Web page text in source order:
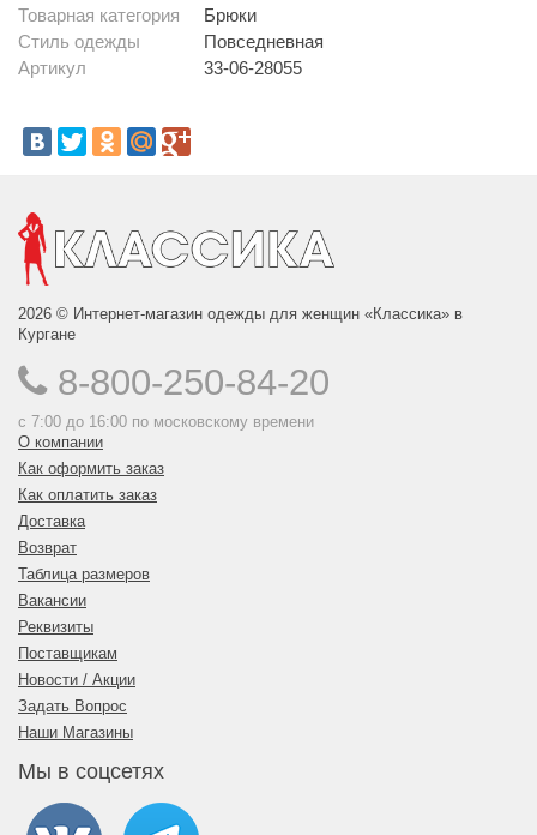
Товарная категория
Брюки
Стиль одежды
Повседневная
Артикул
33-06-28055
2026 © Интернет-магазин одежды для женщин «Классика» в
Кургане
8-800-250-84-20
с 7:00 до 16:00 по московскому времени
О компании
Как оформить заказ
Как оплатить заказ
Доставка
Возврат
Таблица размеров
Вакансии
Реквизиты
Поставщикам
Новости / Акции
Задать Вопрос
Наши Магазины
Мы в соцсетях